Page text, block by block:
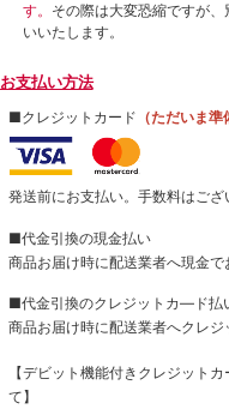
す。 その際は大変恐縮ですが
いいたします。
お支払い方法
■クレジットカード （ただいま準
発送前にお支払い。手数料はござ
■代金引換の現金払い
商品お届け時に配送業者へ現金で
■代金引換のクレジットカ―ド払
商品お届け時に配送業者へクレジ
【デビット機能付きクレジットカ
て】